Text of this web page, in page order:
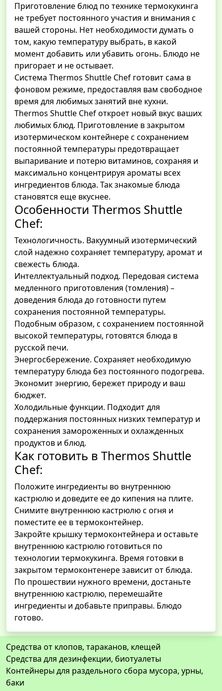
Приготовление блюд по технике термокукинга
не требует постоянного участия и внимания с
вашей стороны. Нет необходимости думать о
том, какую температуру выбрать, в какой
момент добавить или убавить огонь. Блюдо не
пригорает и не остывает.
Система Thermos Shuttle Chef готовит сама в
фоновом режиме, предоставляя вам свободное
время для любимых занятий вне кухни.
Thermos Shuttle Chef откроет новый вкус ваших
любимых блюд. Приготовление в закрытом
изотермическом контейнере с сохранением
постоянной температуры предотвращает
выпаривание и потерю витаминов, сохраняя и
максимально концентрируя ароматы всех
ингредиентов блюда. Так знакомые блюда
становятся еще вкуснее.
Особенности Thermos Shuttle
Chef:
Технологичность. Вакуумный изотермический
слой надежно сохраняет температуру, аромат и
свежесть блюда.
Интеллектуальный подход. Передовая система
медленного приготовления (томления) –
доведения блюда до готовности путем
сохранения постоянной температуры.
Подобным образом, с сохранением постоянной
высокой температуры, готовятся блюда в
русской печи.
Энергосбережение. Cохраняет необходимую
температуру блюда без постоянного подогрева.
Экономит энергию, бережет природу и ваш
бюджет.
Холодильные функции. Подходит для
поддержания постоянных низких температур и
сохранения замороженных и охлажденных
продуктов и блюд.
Как готовить в Thermos Shuttle
Chef:
Положите ингредиенты во внутреннюю
кастрюлю и доведите ее до кипения на плите.
Снимите внутреннюю кастрюлю с огня и
поместите ее в термоконтейнер.
Закройте крышку термоконтейнера и оставьте
внутреннюю кастрюлю готовиться по
технологии термокукинга. Время готовки в
закрытом термоконтенере зависит от блюда.
По прошествии нужного времени, достаньте
внутреннюю кастрюлю, перемешайте
ингредиенты и добавьте приправы. Блюдо
готово.
Средства от клопов, тараканов, клещей
Средства для дезинфекции, биотуалеты
Контейнеры для раздельного сбора мусора, урны,
баки